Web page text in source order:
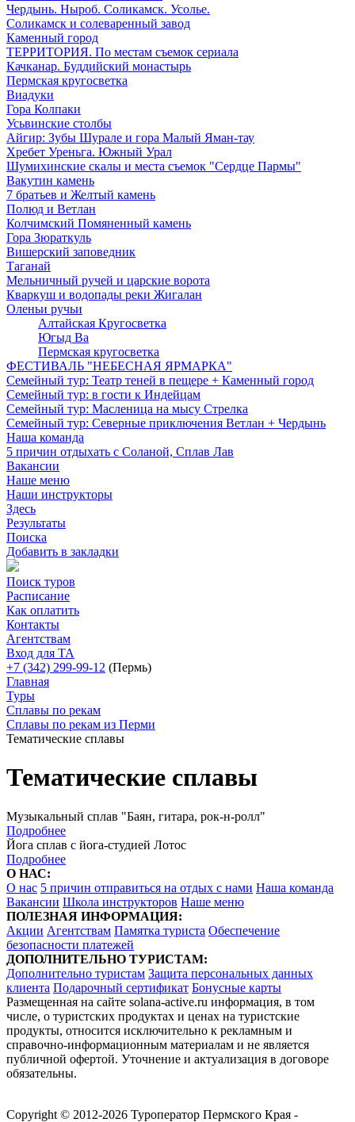
Чердынь. Ныроб. Соликамск. Усолье.
Соликамск и солеваренный завод
Каменный город
ТЕРРИТОРИЯ. По местам съемок сериала
Качканар. Буддийский монастырь
Пермская кругосветка
Виадуки
Гора Колпаки
Усьвинские столбы
Айгир: Зубы Шурале и гора Малый Яман-тау
Хребет Уреньга. Южный Урал
Шумихинские скалы и места съемок "Сердце Пармы"
Вакутин камень
7 братьев и Желтый камень
Полюд и Ветлан
Колчимский Помяненный камень
Гора Зюраткуль
Вишерский заповедник
Таганай
Мельничный ручей и царские ворота
Кваркуш и водопады реки Жигалан
Оленьи ручьи
Алтайская Кругосветка
Югыд Ва
Пермская кругосветка
ФЕСТИВАЛЬ "НЕБЕСНАЯ ЯРМАРКА"
Семейный тур: Театр теней в пещере + Каменный город
Семейный тур: в гости к Индейцам
Семейный тур: Масленица на мысу Стрелка
Семейный тур: Северные приключения Ветлан + Чердынь
Наша команда
5 причин отдыхать с Соланой, Сплав Лав
Вакансии
Наше меню
Наши инструкторы
Здесь
Результаты
Поиска
Добавить в закладки
Поиск туров
Расписание
Как оплатить
Контакты
Агентствам
Вход для ТА
+7 (342) 299-99-12 (Пермь)
Главная
Туры
Сплавы по рекам
Сплавы по рекам из Перми
Тематические сплавы
Тематические сплавы
Музыкальный сплав "Баян, гитара, рок-н-ролл"
Подробнее
Йога сплав с йога-студией Лотос
Подробнее
О НАС:
О нас 5 причин отправиться на отдых с нами Наша команда
Вакансии Школа инструкторов Наше меню
ПОЛЕЗНАЯ ИНФОРМАЦИЯ:
Акции Агентствам Памятка туриста Обеспечение
безопасности платежей
ДОПОЛНИТЕЛЬНО ТУРИСТАМ:
Дополнительно туристам Защита персональных данных
клиента Подарочный сертификат Бонусные карты
Размещенная на сайте solana-active.ru информация, в том
числе, о туристских продуктах и ценах на туристские
продукты, относится исключительно к рекламным и
справочно-информационным материалам и не является
публичной офертой. Уточнение и актуализация в договоре
обязательны.
Copyright © 2012-2026 Туроператор Пермского Края -